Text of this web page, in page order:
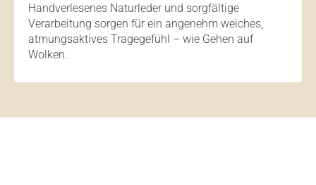
Handverlesenes Naturleder und sorgfältige
Verarbeitung sorgen für ein angenehm weiches,
atmungsaktives Tragegefühl – wie Gehen auf
Wolken.